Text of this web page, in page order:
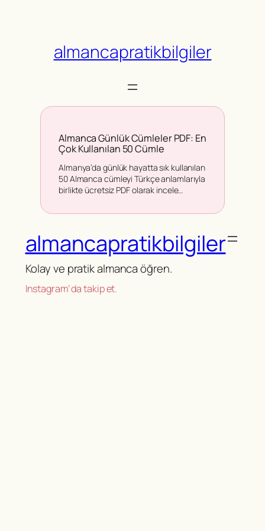
almancapratikbilgiler
Almanca Günlük Cümleler PDF: En
Çok Kullanılan 50 Cümle
Almanya’da günlük hayatta sık kullanılan
50 Almanca cümleyi Türkçe anlamlarıyla
birlikte ücretsiz PDF olarak incele…
almancapratikbilgiler
Kolay ve pratik almanca öğren.
Instagram’ da takip et.